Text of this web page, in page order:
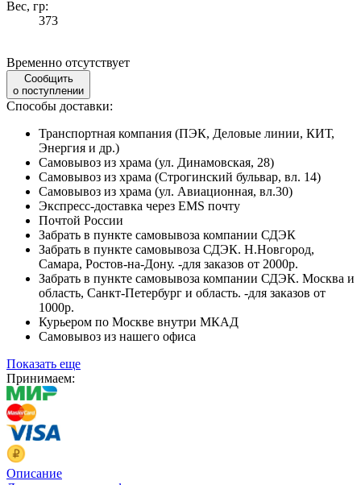
Вес, гр:
373
Временно отсутствует
Сообщить
о поступлении
Способы доставки:
Транспортная компания (ПЭК, Деловые линии, КИТ,
Энергия и др.)
Самовывоз из храма (ул. Динамовская, 28)
Самовывоз из храма (Строгинский бульвар, вл. 14)
Самовывоз из храма (ул. Авиационная, вл.30)
Экспресс-доставка через EMS почту
Почтой России
Забрать в пункте самовывоза компании СДЭК
Забрать в пункте самовывоза СДЭК. Н.Новгород,
Самара, Ростов-на-Дону. -для заказов от 2000р.
Забрать в пункте самовывоза компании СДЭК. Москва и
область, Санкт-Петербург и область. -для заказов от
1000р.
Курьером по Москве внутри МКАД
Самовывоз из нашего офиса
Показать еще
Принимаем:
Описание